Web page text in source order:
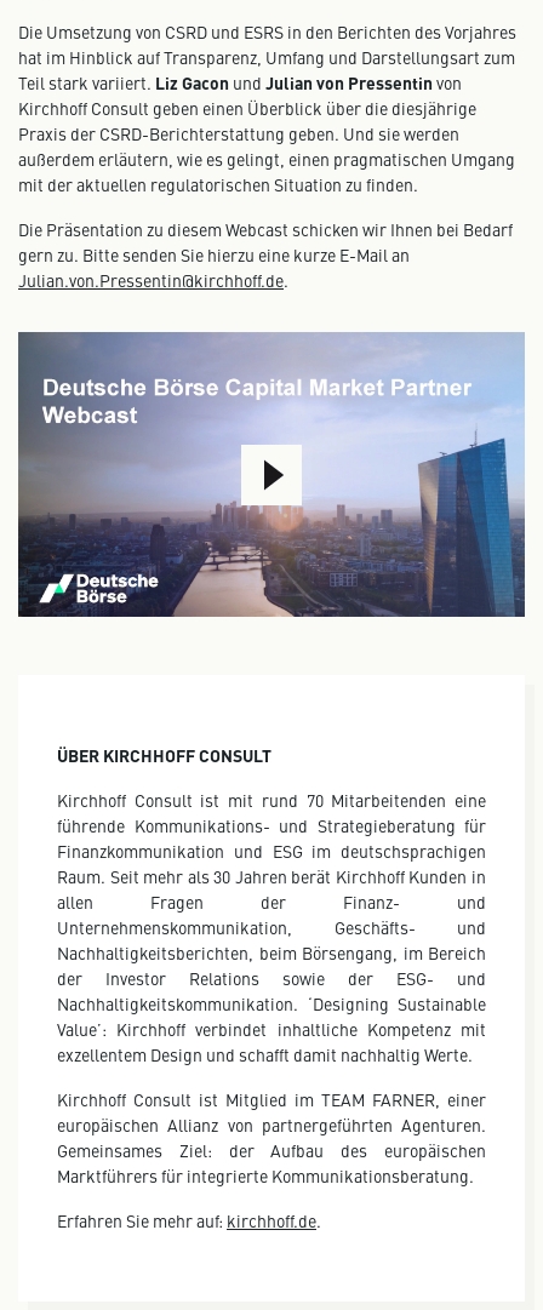
Die Umsetzung von CSRD und ESRS in den Berichten des Vorjahres
hat im Hinblick auf Transparenz, Umfang und Darstellungsart zum
Teil stark variiert. Liz Gacon und Julian von Pressentin von
Kirchhoff Consult geben einen Überblick über die diesjährige
Praxis der CSRD-Berichterstattung geben. Und sie werden
außerdem erläutern, wie es gelingt, einen pragmatischen Umgang
mit der aktuellen regulatorischen Situation zu finden.
Die Präsentation zu diesem Webcast schicken wir Ihnen bei Bedarf
gern zu. Bitte senden Sie hierzu eine kurze E-Mail an
Julian.von.Pressentin@kirchhoff.de.
Sie die dort gültigen Datenschutzbestimmungen.
Ok, alles klar!
ÜBER KIRCHHOFF CONSULT
Kirchhoff Consult ist mit rund 70 Mitarbeitenden eine
führende Kommunikations- und Strategieberatung für
Finanzkommunikation und ESG im deutschsprachigen
Raum. Seit mehr als 30 Jahren berät Kirchhoff Kunden in
allen Fragen der Finanz- und
Unternehmenskommunikation, Geschäfts- und
Nachhaltigkeitsberichten, beim Börsengang, im Bereich
der Investor Relations sowie der ESG- und
Nachhaltigkeitskommunikation. ‘Designing Sustainable
Value’: Kirchhoff verbindet inhaltliche Kompetenz mit
exzellentem Design und schafft damit nachhaltig Werte.
Kirchhoff Consult ist Mitglied im TEAM FARNER, einer
europäischen Allianz von partnergeführten Agenturen.
Gemeinsames Ziel: der Aufbau des europäischen
Marktführers für integrierte Kommunikationsberatung.
Erfahren Sie mehr auf: kirchhoff.de.